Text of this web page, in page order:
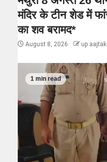
मंदिर के टीन शेड में
का शव बरामद*
August 8, 2026 up aajtak
1 min read